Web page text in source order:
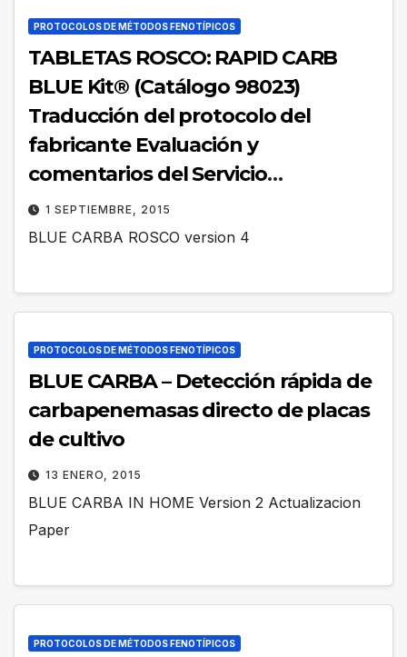
PROTOCOLOS DE MÉTODOS FENOTÍPICOS
TABLETAS ROSCO: RAPID CARB
BLUE Kit® (Catálogo 98023)
Traducción del protocolo del
fabricante Evaluación y
comentarios del Servicio
Antimicrobianos, Laboratorio
Nacional de Referencia (LNR).
1 SEPTIEMBRE, 2015
BLUE CARBA ROSCO version 4
PROTOCOLOS DE MÉTODOS FENOTÍPICOS
BLUE CARBA – Detección rápida de
carbapenemasas directo de placas
de cultivo
13 ENERO, 2015
BLUE CARBA IN HOME Version 2 Actualizacion
Paper
PROTOCOLOS DE MÉTODOS FENOTÍPICOS